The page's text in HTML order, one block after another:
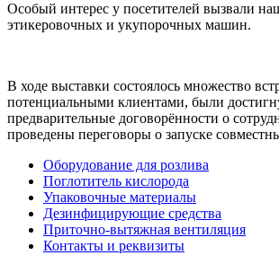
Особый интерес у посетителей вызвали
этикеровочных и укупорочных машин.
В ходе выставки состоялось множество
потенциальными клиентами, были
предварительные договорённости о
проведены переговоры о запуске
Оборудование для розлива
Поглотитель кислорода
Упаковочные материалы
Дезинфицирующие средства
Приточно-вытяжная вентиляция
Контакты и реквизиты